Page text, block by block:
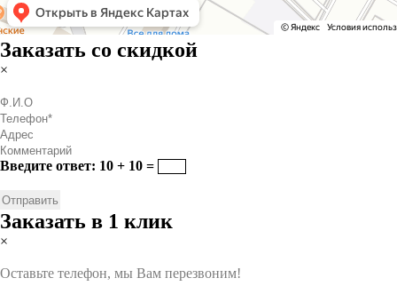
Заказать со скидкой
×
Введите ответ: 10 + 10 =
Заказать в 1 клик
×
Оставьте телефон, мы Вам перезвоним!